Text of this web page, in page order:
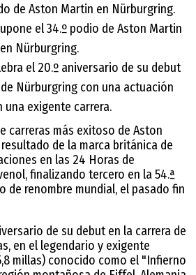
de Aston Martin en Nürburgring.
el 34.º podio de Aston Martin
Nürburgring.
el 20.º aniversario de su debut
Nürburgring con una actuación
una exigente carrera.
carreras más exitoso de Aston
de la marca británica de
en las 24 Horas de
finalizando tercero en la 54.ª
de renombre mundial, el pasado fin
de su debut en la carrera de
en el legendario y exigente
millas) conocido como el "Infierno